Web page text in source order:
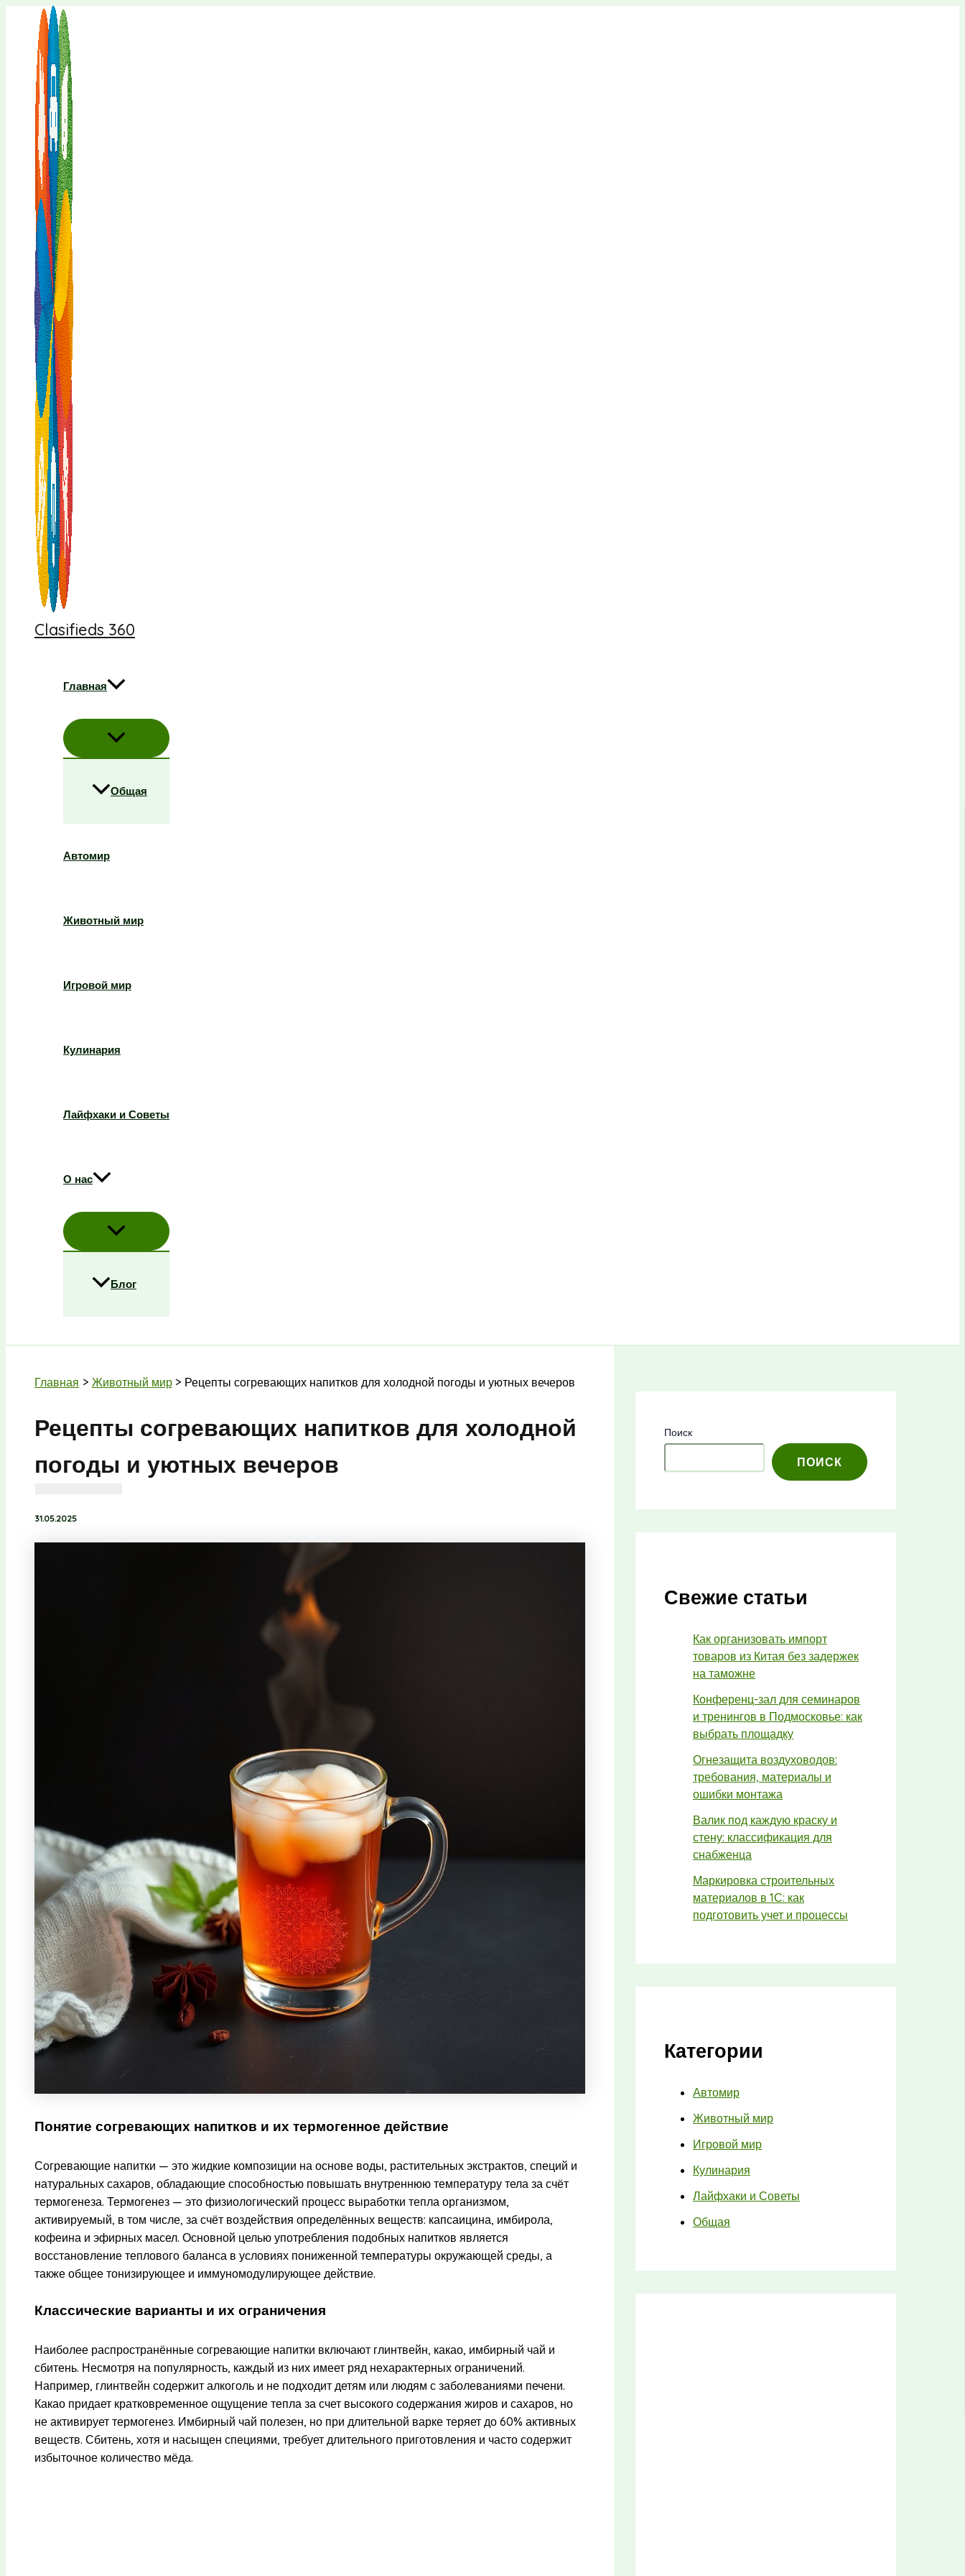
Перейти
содержимому
Clasifieds 360
Главная
Общая
Автомир
Животный мир
Игровой мир
Кулинария
Лайфхаки и Советы
О нас
Блог
Главная Животный мир Рецепты согревающих напитков для холодной погоды и уютных вечеров
Рецепты согревающих напитков для холодной
погоды и уютных вечеров
31.05.2025
Понятие согревающих напитков и их термогенное действие
Согревающие напитки — это жидкие композиции на основе воды, растительных экстрактов, специй и
натуральных сахаров, обладающие способностью повышать внутреннюю температуру тела за счёт
термогенеза. Термогенез — это физиологический процесс выработки тепла организмом,
активируемый, в том числе, за счёт воздействия определённых веществ: капсаицина, имбирола,
кофеина и эфирных масел. Основной целью употребления подобных напитков является
восстановление теплового баланса в условиях пониженной температуры окружающей среды, а
также общее тонизирующее и иммуномодулирующее действие.
Классические варианты и их ограничения
Наиболее распространённые согревающие напитки включают глинтвейн, какао, имбирный чай и
сбитень. Несмотря на популярность, каждый из них имеет ряд нехарактерных ограничений.
Например, глинтвейн содержит алкоголь и не подходит детям или людям с заболеваниями печени.
Какао придает кратковременное ощущение тепла за счет высокого содержания жиров и сахаров, но
не активирует термогенез. Имбирный чай полезен, но при длительной варке теряет до 60% активных
веществ. Сбитень, хотя и насыщен специями, требует длительного приготовления и часто содержит
избыточное количество мёда.
Поиск
ПОИСК
Свежие статьи
Как организовать импорт
товаров из Китая без задержек
на таможне
Конференц-зал для семинаров
и тренингов в Подмосковье: как
выбрать площадку
Огнезащита воздуховодов:
требования, материалы и
ошибки монтажа
Валик под каждую краску и
стену: классификация для
снабженца
Маркировка строительных
материалов в 1С: как
подготовить учет и процессы
Категории
Автомир
Животный мир
Игровой мир
Кулинария
Лайфхаки и Советы
Общая